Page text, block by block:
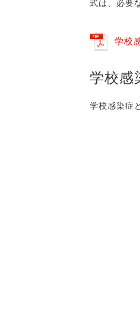
式は、必要
学校
学校感
学校感染症